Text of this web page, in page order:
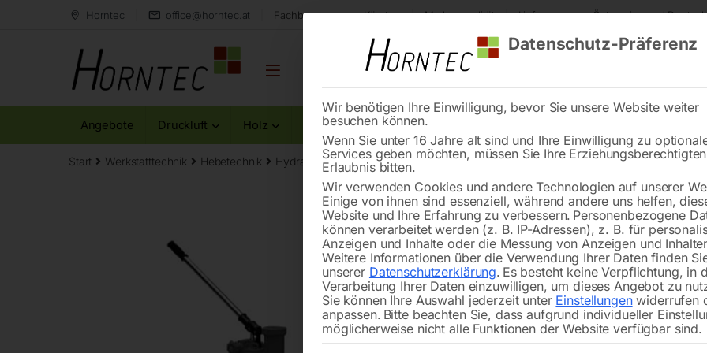
Horntec office@horntec.at Fachberatung aus Kärnten Markenqualität Lieferung nach Österreich und
Angebote Druckluft Holz Metall Reinigung
Start Werkstatttechnik Hebetechnik Hydraulischer Maschinenheber 5.000 kg
🔍
Datenschutz-Präferenz
Wir benötigen Ihre Einwilligung, bevor Sie unsere Website weiter
besuchen können.
Wenn Sie unter 16 Jahre alt sind und Ihre Einwilligung zu
Services geben möchten, müssen Sie Ihre
Erlaubnis bitten.
Wir verwenden Cookies und andere Technologien auf unserer
Einige von ihnen sind essenziell, während andere uns helfen,
Website und Ihre Erfahrung zu verbessern. Personenbezogene
können verarbeitet werden (z. B. IP-Adressen), z. B. für
Anzeigen und Inhalte oder die Messung von Anzeigen und
Weitere Informationen über die Verwendung Ihrer Daten finden
unserer Datenschutzerklärung. Es besteht keine Verpflichtung, in
Verarbeitung Ihrer Daten einzuwilligen, um dieses Angebot zu
Sie können Ihre Auswahl jederzeit unter Einstellungenwiderrufen
anpassen. Bitte beachten Sie, dass aufgrund individueller
möglicherweise nicht alle Funktionen der Website verfügbar sind.